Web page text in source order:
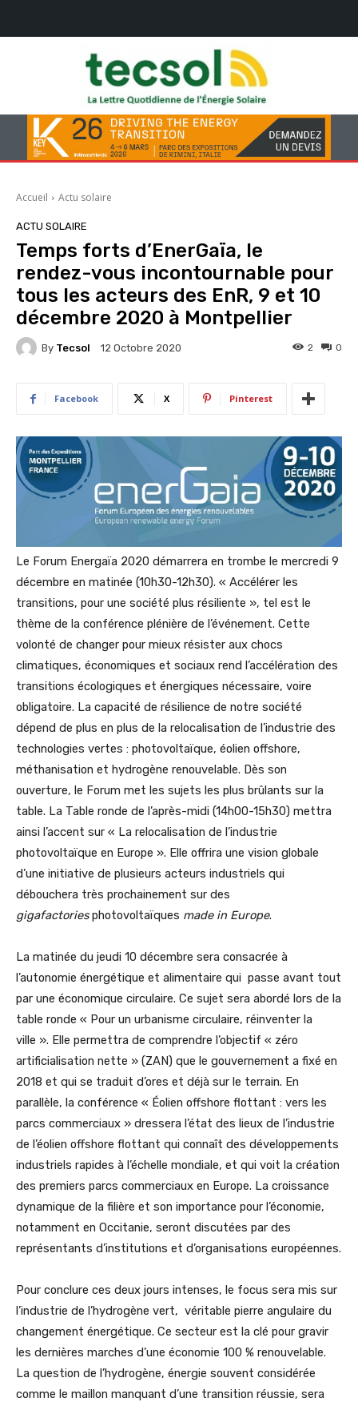
Accueil Actu solaire
ACTU SOLAIRE
Temps forts d’EnerGaïa, le
rendez-vous incontournable pour
tous les acteurs des EnR, 9 et 10
décembre 2020 à Montpellier
By Tecsol 12 Octobre 2020 0
2
Facebook X Pinterest
Le Forum Energaïa 2020 démarrera en trombe le mercredi 9
décembre en matinée (10h30-12h30). « Accélérer les
transitions, pour une société plus résiliente », tel est le
thème de la conférence plénière de l’événement. Cette
volonté de changer pour mieux résister aux chocs
climatiques, économiques et sociaux rend l’accélération des
transitions écologiques et énergiques nécessaire, voire
obligatoire. La capacité de résilience de notre société
dépend de plus en plus de la relocalisation de l’industrie des
technologies vertes : photovoltaïque, éolien offshore,
méthanisation et hydrogène renouvelable. Dès son
ouverture, le Forum met les sujets les plus brûlants sur la
table. La Table ronde de l’après-midi (14h00-15h30) mettra
ainsi l’accent sur « La relocalisation de l’industrie
photovoltaïque en Europe ». Elle offrira une vision globale
d’une initiative de plusieurs acteurs industriels qui
débouchera très prochainement sur des
gigafactoriesphotovoltaïques made in Europe.
La matinée du jeudi 10 décembre sera consacrée à
l’autonomie énergétique et alimentaire qui passe avant tout
par une économique circulaire. Ce sujet sera abordé lors de la
table ronde « Pour un urbanisme circulaire, réinventer la
ville ». Elle permettra de comprendre l’objectif « zéro
artificialisation nette » (ZAN) que le gouvernement a fixé en
2018 et qui se traduit d’ores et déjà sur le terrain. En
parallèle, la conférence « Éolien offshore flottant : vers les
parcs commerciaux » dressera l’état des lieux de l’industrie
de l’éolien offshore flottant qui connaît des développements
industriels rapides à l’échelle mondiale, et qui voit la création
des premiers parcs commerciaux en Europe. La croissance
dynamique de la filière et son importance pour l’économie,
notamment en Occitanie, seront discutées par des
représentants d’institutions et d’organisations européennes.
Pour conclure ces deux jours intenses, le focus sera mis sur
l’industrie de l’hydrogène vert, véritable pierre angulaire du
changement énergétique. Ce secteur est la clé pour gravir
les dernières marches d’une économie 100 % renouvelable.
La question de l’hydrogène, énergie souvent considérée
comme le maillon manquant d’une transition réussie, sera